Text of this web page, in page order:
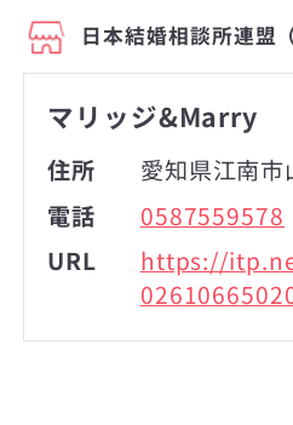
日本結婚相談所連盟
マリッジ&Marry
住所
愛知県江南
電話
0587559578
URL
https://